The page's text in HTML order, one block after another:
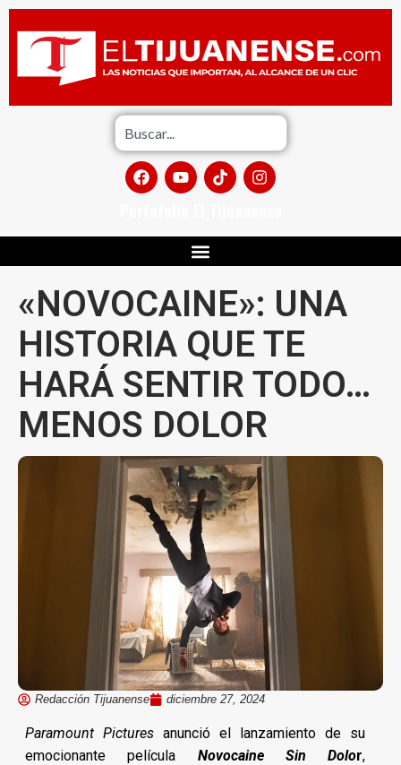
«NOVOCAINE»: UNA
HISTORIA QUE TE
HARÁ SENTIR TODO…
MENOS DOLOR
Redacción Tijuanense diciembre 27, 2024
Paramount Pictures anunció el lanzamiento de su
emocionante película Novocaine Sin Dolor,